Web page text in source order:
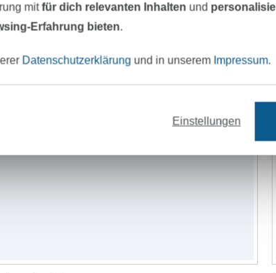
mitfür dich relevanten Inhalten und
Erfahrung bieten.
Datenschutzerklärung und in unserem Impressum.
Einstellungen